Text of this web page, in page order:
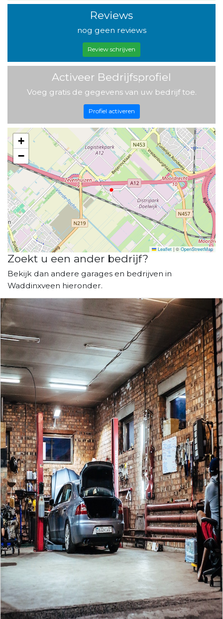
Reviews
nog geen reviews
Review schrijven
Activeer Bedrijfsprofiel
Voeg gratis de gegevens van uw bedrijf toe.
Profiel activeren
+
−
Leaflet | © OpenStreetMap
Zoekt u een ander bedrijf?
Bekijk dan andere garages en bedrijven in
Waddinxveen hieronder.